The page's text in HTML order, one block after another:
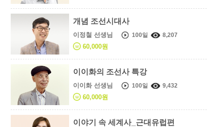
개념 조선시대사
이정철 선생님 100일 8,207
60,000원
이이화의 조선사 특강
이이화 선생님 100일 9,432
60,000원
이야기 속 세계사_근대유럽편